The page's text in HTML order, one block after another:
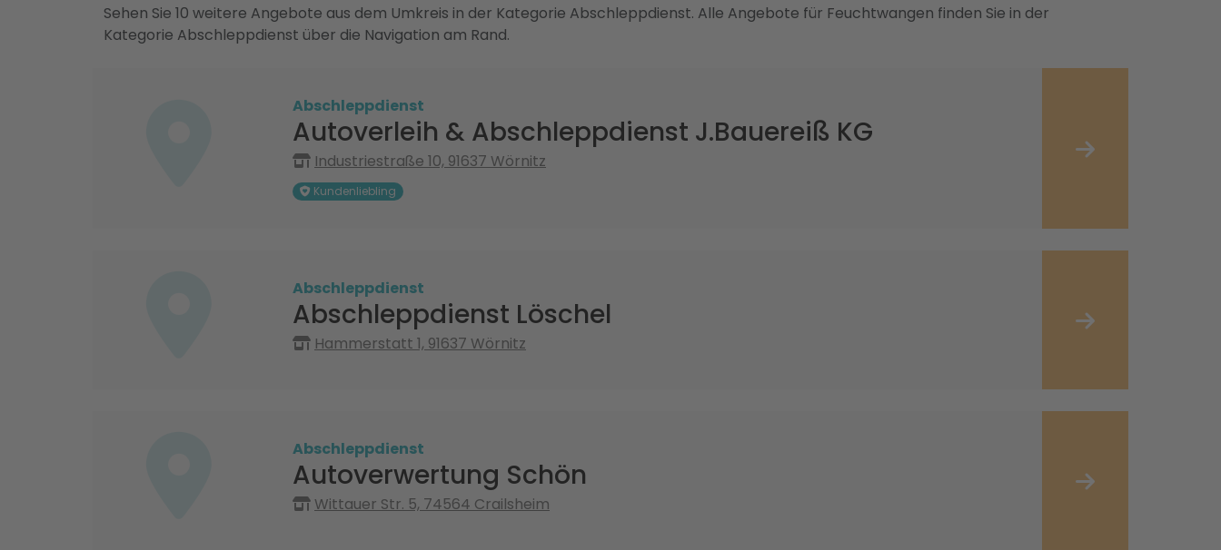
Sehen Sie 10 weitere Angebote aus dem Umkreis in der Kategorie Abschleppdienst. Alle Angebote für Feuchtwangen finden Sie in der
Kategorie Abschleppdienst über die Navigation am Rand.
Abschleppdienst
Autoverleih & Abschleppdienst J.Bauereiß KG
Industriestraße 10, 91637 Wörnitz
Kundenliebling
Abschleppdienst
Abschleppdienst Löschel
Hammerstatt 1, 91637 Wörnitz
Abschleppdienst
Autoverwertung Schön
Wittauer Str. 5, 74564 Crailsheim